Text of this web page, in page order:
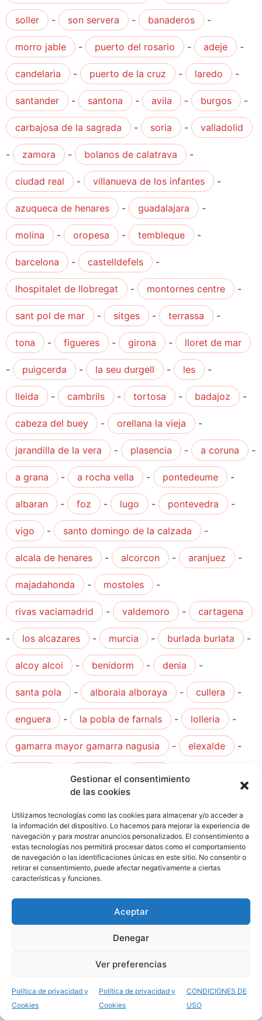
Gestionar el consentimiento
de las cookies
Utilizamos tecnologías como las cookies para almacenar y/o acceder a
la información del dispositivo. Lo hacemos para mejorar la experiencia de
navegación y para mostrar anuncios personalizados. El consentimiento a
estas tecnologías nos permitirá procesar datos como el comportamiento
de navegación o las identificaciones únicas en este sitio. No consentir o
retirar el consentimiento, puede afectar negativamente a ciertas
características y funciones.
Aceptar
Denegar
Ver preferencias
Política de privacidad y
Cookies
Política de privacidad y
Cookies
CONDICIONES DE
USO
soller - son servera - banaderos -
morro jable - puerto del rosario - adeje -
candelaria - puerto de la cruz - laredo -
santander - santona - avila - burgos -
carbajosa de la sagrada - soria - valladolid
- zamora - bolanos de calatrava -
ciudad real - villanueva de los infantes -
azuqueca de henares - guadalajara -
molina - oropesa - tembleque -
barcelona - castelldefels -
lhospitalet de llobregat - montornes centre -
sant pol de mar - sitges - terrassa -
tona - figueres - girona - lloret de mar
- puigcerda - la seu durgell - les -
lleida - cambrils - tortosa - badajoz -
cabeza del buey - orellana la vieja -
jarandilla de la vera - plasencia - a coruna -
a grana - a rocha vella - pontedeume -
albaran - foz - lugo - pontevedra -
vigo - santo domingo de la calzada -
alcala de henares - alcorcon - aranjuez -
majadahonda - mostoles -
rivas vaciamadrid - valdemoro - cartagena
- los alcazares - murcia - burlada burlata -
alcoy alcoi - benidorm - denia -
santa pola - alboraia alboraya - cullera -
enguera - la pobla de farnals - lolleria -
gamarra mayor gamarra nagusia - elexalde -
orduna ceuta
Opiniones del Grado
Superior Cocina y